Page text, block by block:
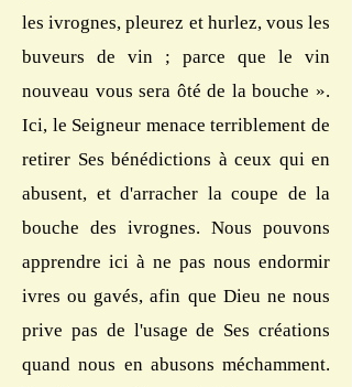
les ivrognes, pleurez et hurlez, vous les
buveurs de vin ; parce que le vin
nouveau vous sera ôté de la bouche ».
Ici, le Seigneur menace terriblement de
retirer Ses bénédictions à ceux qui en
abusent, et d'arracher la coupe de la
bouche des ivrognes. Nous pouvons
apprendre ici à ne pas nous endormir
ivres ou gavés, afin que Dieu ne nous
prive pas de l'usage de Ses créations
quand nous en abusons méchamment.